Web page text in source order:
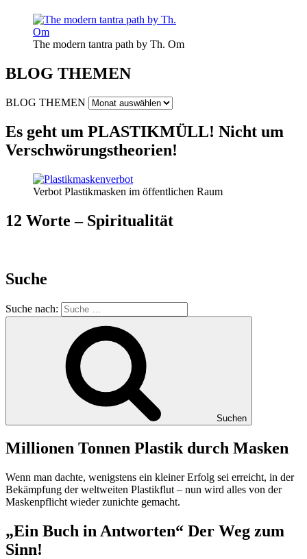
The modern tantra path by Th. Om
BLOG THEMEN
BLOG THEMEN
Es geht um PLASTIKMÜLL! Nicht um
Verschwörungstheorien!
Verbot Plastikmasken im öffentlichen Raum
12 Worte – Spiritualität
Suche
Suche nach:
Suchen
Millionen Tonnen Plastik durch Masken
Wenn man dachte, wenigstens ein kleiner Erfolg sei erreicht, in der
Bekämpfung der weltweiten Plastikflut – nun wird alles von der
Maskenpflicht wieder zunichte gemacht.
„Ein Buch in Antworten“ Der Weg zum
Sinn!